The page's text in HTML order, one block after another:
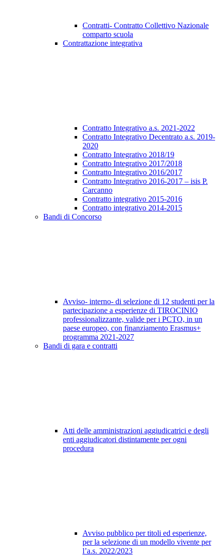
Contratti- Contratto Collettivo Nazionale
comparto scuola
Contrattazione integrativa
Contratto Integrativo a.s. 2021-2022
Contratto Integrativo Decentrato a.s. 2019-
2020
Contratto Integrativo 2018/19
Contratto Integrativo 2017/2018
Contratto Integrativo 2016/2017
Contratto Integrativo 2016-2017 – isis P.
Carcanno
Contratto integrativo 2015-2016
Contratto integrativo 2014-2015
Bandi di Concorso
Avviso- interno- di selezione di 12 studenti per la
partecipazione a esperienze di TIROCINIO
professionalizzante, valide per i PCTO, in un
paese europeo, con finanziamento Erasmus+
programma 2021-2027
Bandi di gara e contratti
Atti delle amministrazioni aggiudicatrici e degli
enti aggiudicatori distintamente per ogni
procedura
Avviso pubblico per titoli ed esperienze,
per la selezione di un modello vivente per
l’a.s. 2022/2023